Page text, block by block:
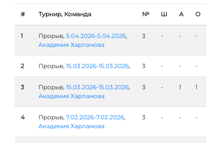
# Турнир, Команда № Ш А О
1 Прорыв, 5.04.2026-5.04.2026,
Академия Харламова
3 - - -
2 Прорыв, 15.03.2026-15.03.2026, 3 - - -
3 Прорыв, 15.03.2026-15.03.2026,
Академия Харламова
3 - 1 1
4 Прорыв, 7.02.2026-7.02.2026,
Академия Харламова
3 - - -